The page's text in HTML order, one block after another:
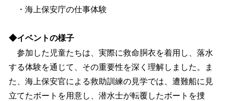
・海上保安庁の仕事体験
◆イベントの様子
参加した児童たちは、実際に救命胴衣を着用し、落水
する体験を通じて、その重要性を深く理解しました。ま
た、海上保安官による救助訓練の見学では、遭難船に見
立てたボートを用意し、潜水士が転覆したボートを捜